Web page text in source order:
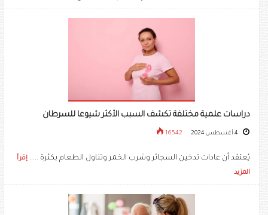
دراسات علمية مختلفة تكشف السبب الأكثر شيوعا للسرطان
16542
يُعتقد أن عادات تدخين السجائر وشرب الخمر وتناول الطعام بكثرة ..... إقرأ
المزيد